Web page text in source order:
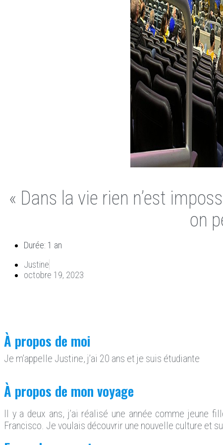
« Dans la vie rien n’est
on
Durée: 1 an
Justine
octobre 19, 2023
À propos de moi
Je m’appelle Justine, j’ai 20 ans et je suis étudiante
À propos de mon voyage
Il y a deux ans, j’ai réalisé une année comme jeune
Francisco. Je voulais découvrir une nouvelle culture et